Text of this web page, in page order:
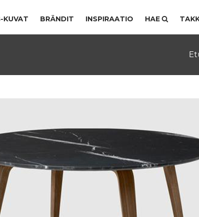
KUVAT BRÄNDIT INSPIRAATIO HAE